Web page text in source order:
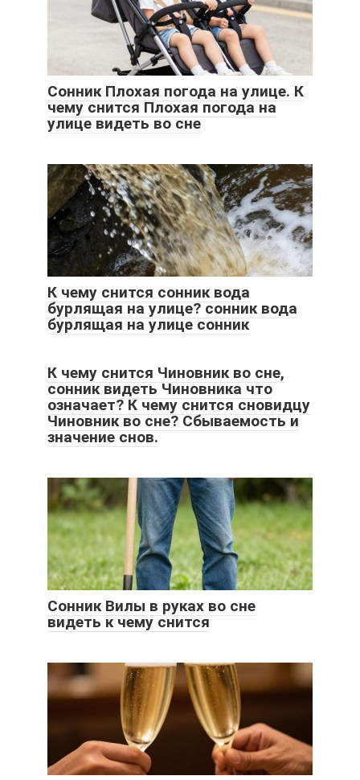
Сонник Плохая погода на улице. К
чему снится Плохая погода на
улице видеть во сне
К чему снится сонник вода
бурлящая на улице? сонник вода
бурлящая на улице сонник
К чему снится Чиновник во сне,
сонник видеть Чиновника что
означает? К чему снится сновидцу
Чиновник во сне? Сбываемость и
значение снов.
Сонник Вилы в руках во сне
видеть к чему снится